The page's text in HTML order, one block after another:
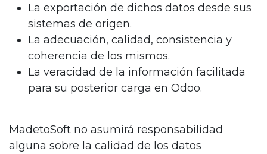
La exportación de dichos datos desde sus
sistemas de origen.
La adecuación, calidad, consistencia y
coherencia de los mismos.
La veracidad de la información facilitada
para su posterior carga en Odoo.
MadetoSoft no asumirá responsabilidad
alguna sobre la calidad de los datos